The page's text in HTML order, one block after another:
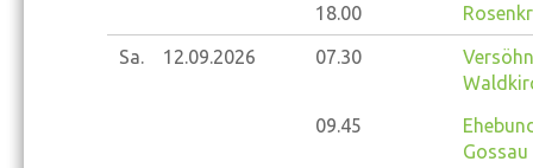
18.00
Sa. 12.09.2026 07.30
09.45
Gossau